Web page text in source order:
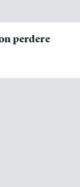
perdere